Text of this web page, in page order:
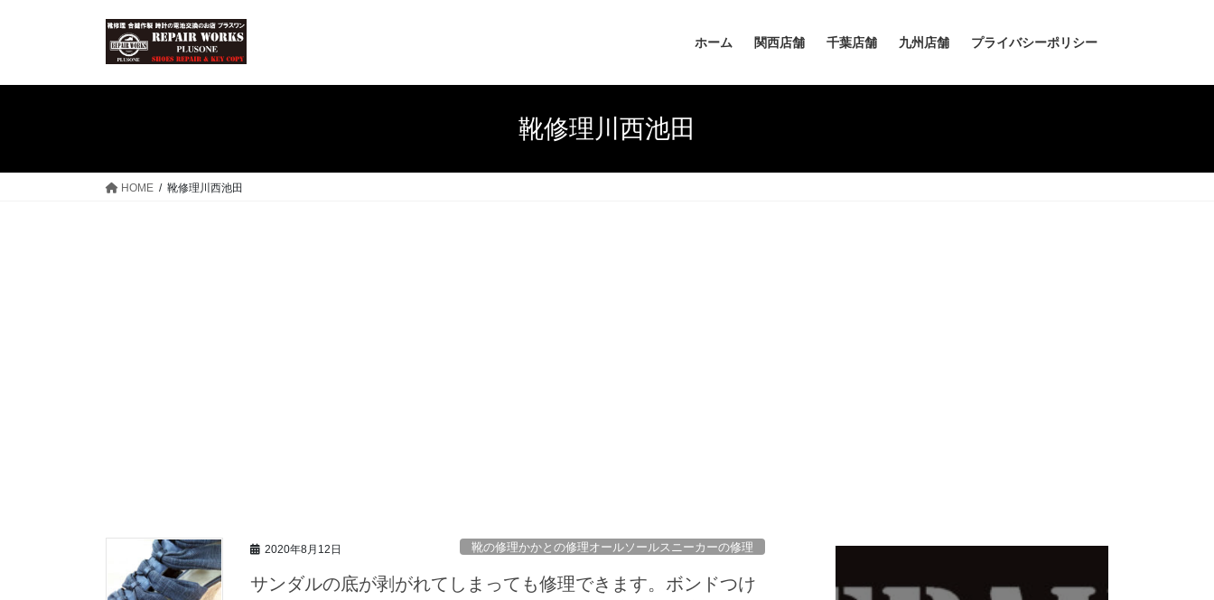
ホーム 関西店舗 千葉店舗 九州店舗 プライバシーポリシー
靴修理川西池田
HOME 靴修理川西池田
2020年8月12日 靴の修理かかとの修理オールソールスニーカーの修理
サンダルの底が剥がれてしまっても修理できます。ボンドつけ